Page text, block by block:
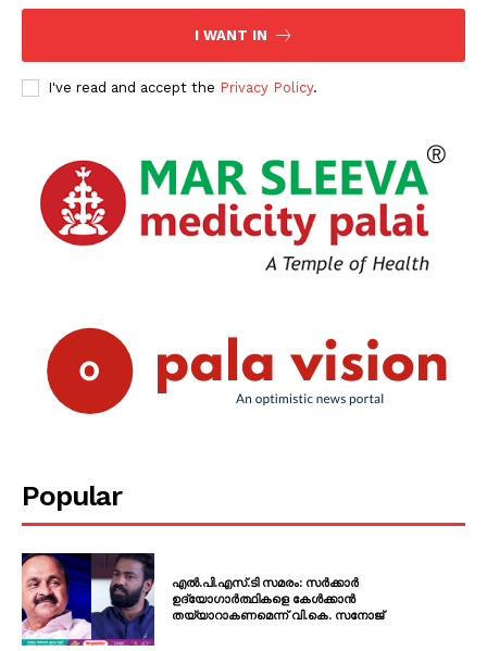
I WANT IN
I've read and accept the Privacy Policy.
Popular
എൽ.പി.എസ്.ടി സമരം: സർക്കാർ
ഉദ്യോഗാർത്ഥികളെ കേൾക്കാൻ
തയ്യാറാകണമെന്ന് വി.കെ. സനോജ്